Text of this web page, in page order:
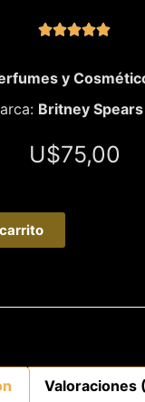

y
Britney Spears
U$75,00
Valoraciones